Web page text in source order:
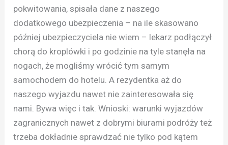
pokwitowania, spisała dane z naszego
dodatkowego ubezpieczenia – na ile skasowano
później ubezpieczyciela nie wiem – lekarz podłączył
chorą do kroplówki i po godzinie na tyle stanęła na
nogach, że mogliśmy wrócić tym samym
samochodem do hotelu. A rezydentka aż do
naszego wyjazdu nawet nie zainteresowała się
nami. Bywa więc i tak. Wnioski: warunki wyjazdów
zagranicznych nawet z dobrymi biurami podróży też
trzeba dokładnie sprawdzać nie tylko pod kątem